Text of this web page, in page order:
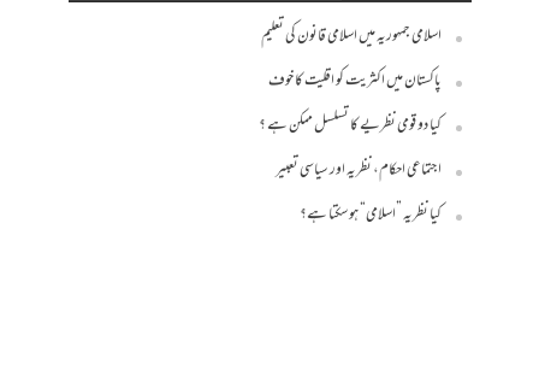
اسلامی جمہوریہ میں اسلامی قانون کی تعلیم
پاکستان میں اکثریت کو اقلیت کا خوف
کیا دو قومی نظریے کا تسلسل ممکن ہے ؟
اجتماعی احکام، نظریہ اور سیاسی تعبیر
کیا نظریہ ”اسلامی“ ہو سکتا ہے؟